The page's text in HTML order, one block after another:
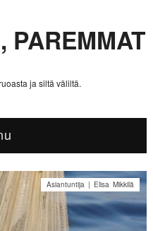
PAREMMAT
ja siltä väliltä.
Asiantuntija | Elisa Mikkilä